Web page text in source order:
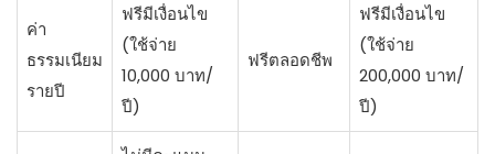
ค่า
ธรรมเนียม
รายปี
ฟรีมีเงื่อนไข
(ใช้จ่าย
10,000 บาท/
ปี)
ฟรีตลอดชีพ
ฟรีมีเงื่อนไข
(ใช้จ่าย
200,000 บาท/
ปี)